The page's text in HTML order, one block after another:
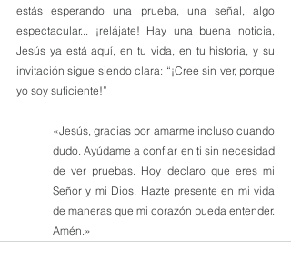
estás esperando una prueba, una señal, algo
espectacular... ¡relájate! Hay una buena noticia,
Jesús ya está aquí, en tu vida, en tu historia, y su
invitación sigue siendo clara: “¡Cree sin ver, porque
yo soy suficiente!”
«Jesús, gracias por amarme incluso cuando
dudo. Ayúdame a confiar en ti sin necesidad
de ver pruebas. Hoy declaro que eres mi
Señor y mi Dios. Hazte presente en mi vida
de maneras que mi corazón pueda entender.
Amén.»